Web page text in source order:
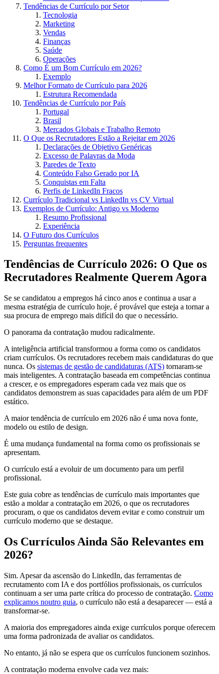
Tendências de Currículo por Setor
Tecnologia
Marketing
Vendas
Finanças
Saúde
Operações
Como É um Bom Currículo em 2026?
Exemplo
Melhor Formato de Currículo para 2026
Estrutura Recomendada
Tendências de Currículo por País
Portugal
Brasil
Mercados Globais e Trabalho Remoto
O Que os Recrutadores Estão a Rejeitar em 2026
Declarações de Objetivo Genéricas
Excesso de Palavras da Moda
Paredes de Texto
Conteúdo Falso Gerado por IA
Conquistas em Falta
Perfis de LinkedIn Fracos
Currículo Tradicional vs LinkedIn vs CV Virtual
Exemplos de Currículo: Antigo vs Moderno
Resumo Profissional
Experiência
O Futuro dos Currículos
Perguntas frequentes
Tendências de Currículo 2026: O Que os
Recrutadores Realmente Querem Agora
Se se candidatou a empregos há cinco anos e continua a usar a
mesma estratégia de currículo hoje, é provável que esteja a tornar a
sua procura de emprego mais difícil do que o necessário.
O panorama da contratação mudou radicalmente.
A inteligência artificial transformou a forma como os candidatos
criam currículos. Os recrutadores recebem mais candidaturas do que
nunca. Os sistemas de gestão de candidaturas (ATS) tornaram-se
mais inteligentes. A contratação baseada em competências continua
a crescer, e os empregadores esperam cada vez mais que os
candidatos demonstrem as suas capacidades para além de um PDF
estático.
A maior tendência de currículo em 2026 não é uma nova fonte,
modelo ou estilo de design.
É uma mudança fundamental na forma como os profissionais se
apresentam.
O currículo está a evoluir de um documento para um perfil
profissional.
Este guia cobre as tendências de currículo mais importantes que
estão a moldar a contratação em 2026, o que os recrutadores
procuram, o que os candidatos devem evitar e como construir um
currículo moderno que se destaque.
Os Currículos Ainda São Relevantes em
2026?
Sim. Apesar da ascensão do LinkedIn, das ferramentas de
recrutamento com IA e dos portfólios profissionais, os currículos
continuam a ser uma parte crítica do processo de contratação. Como
explicamos noutro guia, o currículo não está a desaparecer — está a
transformar-se.
A maioria dos empregadores ainda exige currículos porque oferecem
uma forma padronizada de avaliar os candidatos.
No entanto, já não se espera que os currículos funcionem sozinhos.
A contratação moderna envolve cada vez mais: